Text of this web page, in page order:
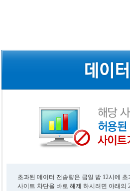
초과된 데이터 전송량은 금일 밤 12시에
사이트 차단을 바로 해제 하시려면 아래의